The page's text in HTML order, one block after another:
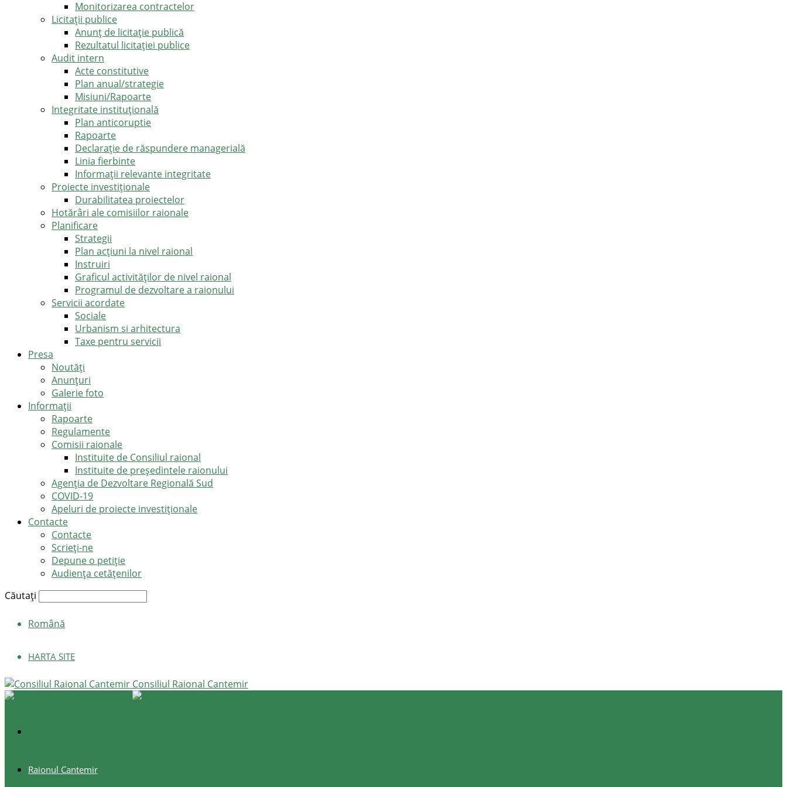
Monitorizarea contractelor
Licitații publice
Anunț de licitație publică
Rezultatul licitației publice
Audit intern
Acte constitutive
Plan anual/strategie
Misiuni/Rapoarte
Integritate instituțională
Plan anticoruptie
Rapoarte
Declarație de răspundere managerială
Linia fierbinte
Informații relevante integritate
Proiecte investiționale
Durabilitatea proiectelor
Hotărâri ale comisiilor raionale
Planificare
Strategii
Plan acțiuni la nivel raional
Instruiri
Graficul activităților de nivel raional
Programul de dezvoltare a raionului
Servicii acordate
Sociale
Urbanism si arhitectura
Taxe pentru servicii
Presa
Noutăţi
Anunţuri
Galerie foto
Informații
Rapoarte
Regulamente
Comisii raionale
Instituite de Consiliul raional
Instituite de președintele raionului
Agenția de Dezvoltare Regională Sud
COVID-19
Apeluri de proiecte investiționale
Contacte
Contacte
Scrieți-ne
Depune o petiție
Audiența cetățenilor
Căutați
Română
HARTA SITE
Consiliul Raional Cantemir
Raionul Cantemir